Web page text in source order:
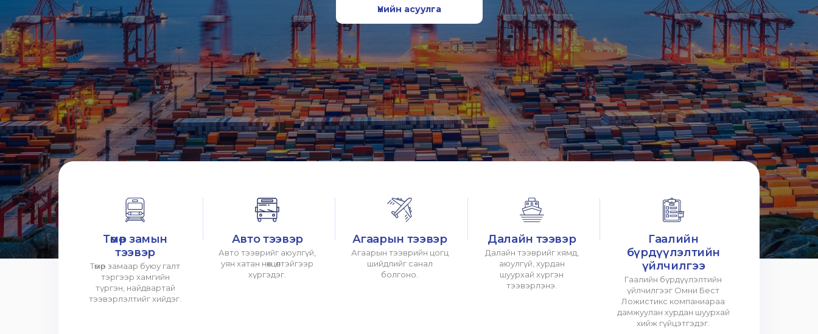
Үнийн асуулга
Төмөр замын
тээвэр
Төмөр замаар буюу галт
тэргээр хамгийн
түргэн, найдвартай
тээвэрлэлтийг хийдэг.
Авто тээвэр
Авто тээврийг аюулгүй,
уян хатан нөхцөлтэйгээр
хүргэдэг.
Агаарын тээвэр
Агаарын тээврийн цогц
шийдлийг санал
болгоно.
Далайн тээвэр
Далайн тээврийг хямд,
аюулгүй, хурдан
шуурхай хүргэн
тээвэрлэнэ.
Гаалийн
бүрдүүлэлтийн
үйлчилгээ
Гаалийн бүрдүүлэлтийн
үйлчилгээг Омни Бест
Ложистикс компаниараа
дамжуулан хурдан шуурхай
хийж гүйцэтгэдэг.